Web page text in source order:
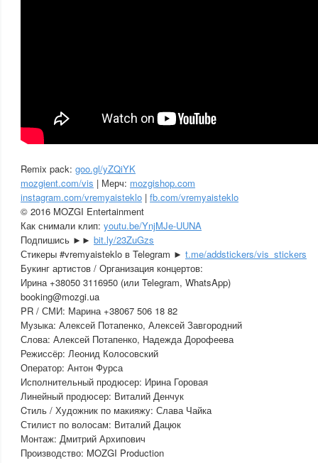
Remix pack: goo.gl/yZQiYK
mozgient.com/vis | Мерч: mozgishop.com
instagram.com/vremyaisteklo | fb.com/vremyaisteklo
© 2016 MOZGI Entertainment
Как снимали клип: youtu.be/YnjMJe-UUNA
Подпишись ►► bit.ly/23ZuGzs
Стикеры #vremyaisteklo в Telegram ► t.me/addstickers/vis_stickers
Букинг артистов / Организация концертов:
Ирина +38050 3116950 (или Telegram, WhatsApp)
booking@mozgi.ua
PR / СМИ: Марина +38067 506 18 82
Музыка: Алексей Потапенко, Алексей Завгородний
Слова: Алексей Потапенко, Надежда Дорофеева
Режиссёр: Леонид Колосовский
Оператор: Антон Фурса
Исполнительный продюсер: Ирина Горовая
Линейный продюсер: Виталий Денчук
Cтиль / Художник по макияжу: Слава Чайка
Стилист по волосам: Виталий Дацюк
Монтаж: Дмитрий Архипович
Производство: MOZGI Production